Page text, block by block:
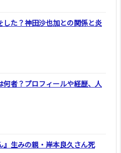
した？神田沙也加との関係と炎
何者？プロフィールや経歴、人
』生みの親・岸本良久さん死